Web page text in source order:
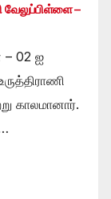
வேலுப்பிள்ளை –
– 02 ஐ
காலமானார்.